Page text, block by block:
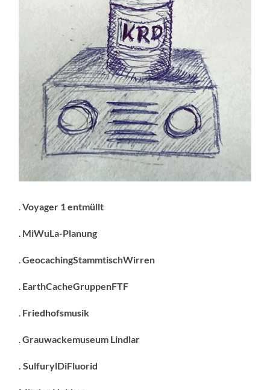
.Voyager 1 entmüllt
. MiWuLa-Planung
.GeocachingStammtischWirren
. EarthCacheGruppenFTF
. Friedhofsmusik
.Grauwackemuseum Lindlar
. SulfurylDiFluorid